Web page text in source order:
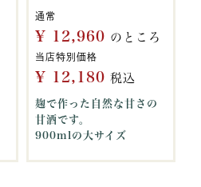
通常
¥ 12,960 のところ
当店特別価格
¥ 12,180 税込
麹で作った自然な甘さの
甘酒です。
900mlの大サイズ